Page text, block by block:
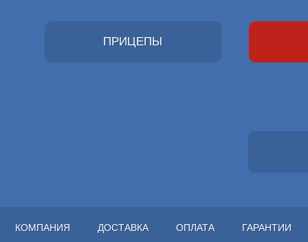
ПРИЦЕПЫ
КОМПАНИЯ ДОСТАВКА ОПЛАТА ГАРАНТИИ